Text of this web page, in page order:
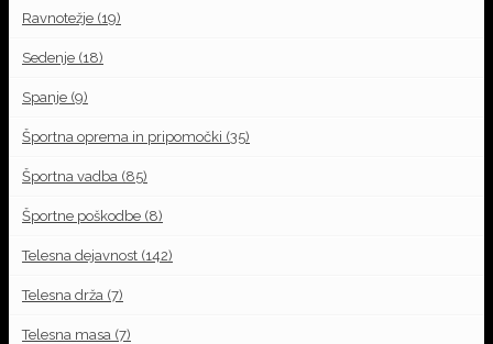
Ravnotežje (19)
Sedenje (18)
Spanje (9)
Športna oprema in pripomočki (35)
Športna vadba (85)
Športne poškodbe (8)
Telesna dejavnost (142)
Telesna drža (7)
Telesna masa (7)